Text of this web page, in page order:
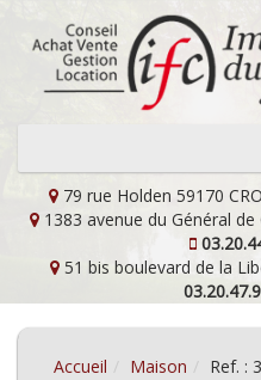
79 rue Holden 59170
1383 avenue du Général de
51 bis boulevard de la
Accueil Maison Ref. :